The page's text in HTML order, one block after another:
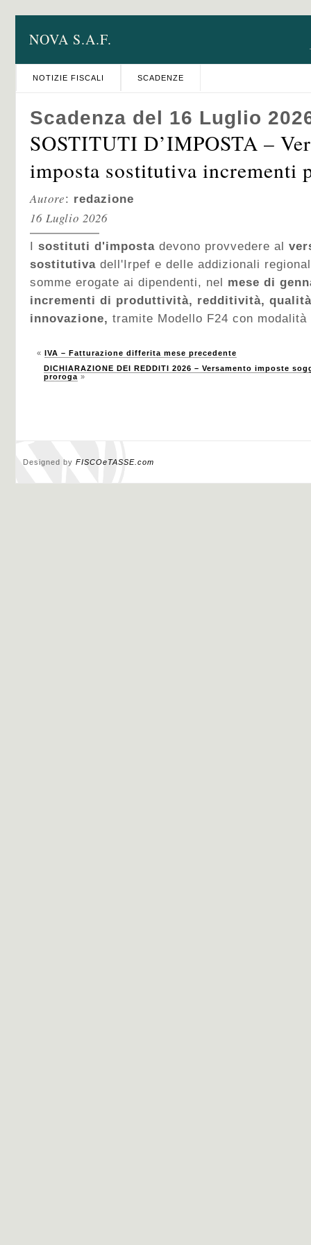
NOVA S.A.F.
NOTIZIE FISCALI SCADENZE
Scadenza del 16 Luglio
SOSTITUTI D’IMPOSTA –
imposta sostitutiva incrementi
Autore: redazione
16 Luglio 2026
I sostituti d'imposta devono provvedere al
sostitutiva dell'Irpef e delle addizionali
somme erogate ai dipendenti, nel mese di
incrementi di produttività, redditività,
innovazione, tramite Modello F24 con
« IVA – Fatturazione differita mese precedente
DICHIARAZIONE DEI REDDITI 2026 – Versamento imposte
proroga »
Designed by FISCOeTASSE.com